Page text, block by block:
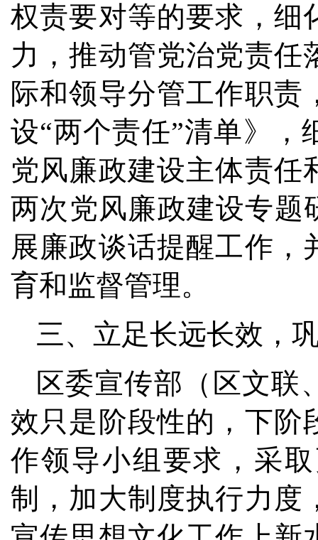
权责要对等的要求，细
力，推动管党治党责任
际和领导分管工作职责
设“两个责任”清单》，
党风廉政建设主体责任
两次党风廉政建设专题
展廉政谈话提醒工作，
育和监督管理。
三、立足长远长效，
区委宣传部（区文联
效只是阶段性的，下阶
作领导小组要求，采
制，加大制度执行力度